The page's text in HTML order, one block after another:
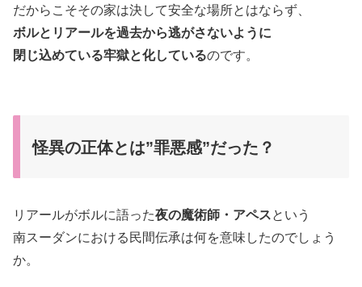
だからこそその家は決して安全な場所とはならず、
ボルとリアールを過去から逃がさないように
閉じ込めている牢獄と化しているのです。
怪異の正体とは”罪悪感”だった？
リアールがボルに語った夜の魔術師・アペスという
南スーダンにおける民間伝承は何を意味したのでしょう
か。